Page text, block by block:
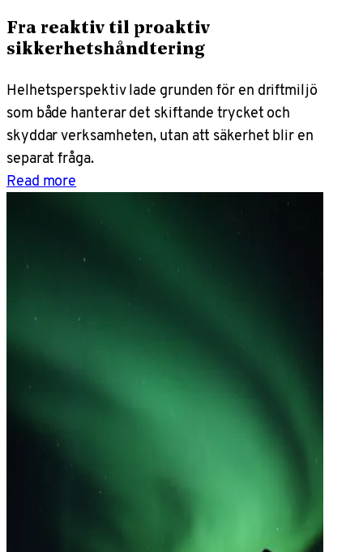
Fra reaktiv til proaktiv
sikkerhetshåndtering
Helhetsperspektiv lade grunden för en driftmiljö
som både hanterar det skiftande trycket och
skyddar verksamheten, utan att säkerhet blir en
separat fråga.
Read more